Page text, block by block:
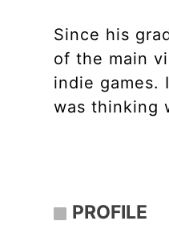
Since his
of the main
indie games.
was thinking
PROFILE